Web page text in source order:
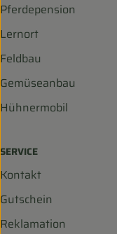
Pferdepension
Lernort
Feldbau
Gemüseanbau
Hühnermobil
SERVICE
Kontakt
Gutschein
Reklamation